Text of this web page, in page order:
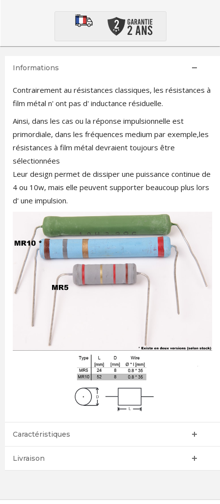
Informations
Contrairement au résistances classiques, les résistances à
film métal n' ont pas d' inductance résiduelle.
Ainsi, dans les cas ou la réponse impulsionnelle est
primordiale, dans les fréquences medium par exemple,les
résistances à film métal devraient toujours être
sélectionnées
Leur design permet de dissiper une puissance continue de
4 ou 10w, mais elle peuvent supporter beaucoup plus lors
d' une impulsion.
Caractéristiques
Livraison